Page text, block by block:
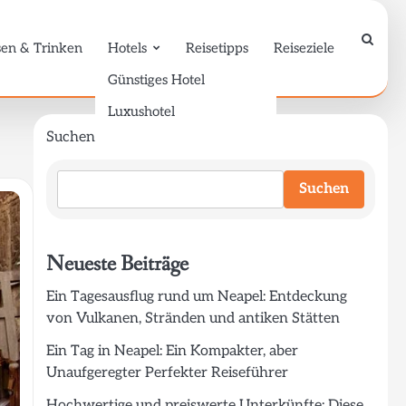
& Trinken
Hotels
Günstiges Hotel
Luxushotel
Reisetipps Reiseziele
Suchen
Suchen
Neueste Beiträge
Ein Tagesausflug rund um Neapel: Entdeckung
von Vulkanen, Stränden und antiken Stätten
Ein Tag in Neapel: Ein Kompakter, aber
Unaufgeregter Perfekter Reiseführer